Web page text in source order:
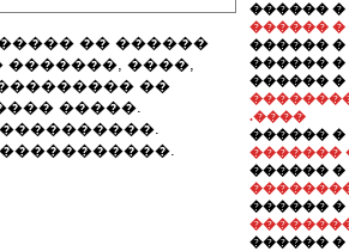
�� ������
�������, ����,
��
�����.
������ �
������
������ �
������ �
������
.����
������ �
�������
������ �
������ �
������ �